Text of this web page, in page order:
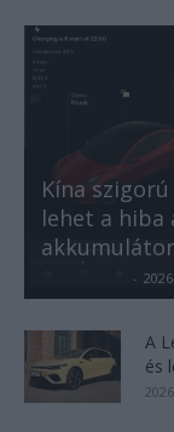
Kína
lehet a hiba
-
A
és